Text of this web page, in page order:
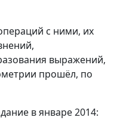
с ними, их
выражений,
прошёл, по
в январе 2014: